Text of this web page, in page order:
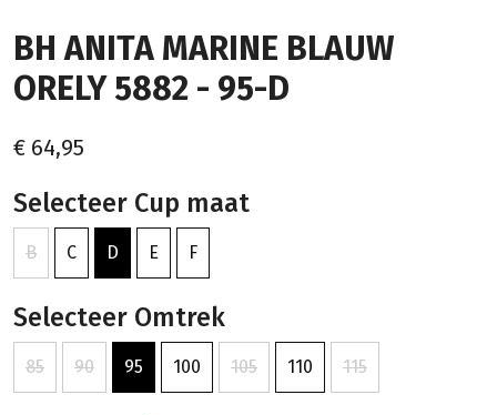
BH ANITA MARINE BLAUW
ORELY 5882 - 95-D
€ 64,95
Selecteer Cup maat
B C D E F
Selecteer Omtrek
85 90 95 100 105 110 115